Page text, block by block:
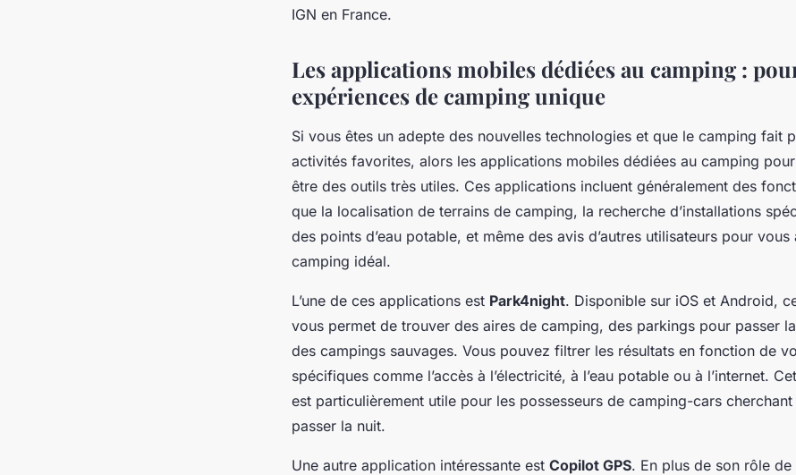
IGN en France.
Les applications mobiles dédiées au camping :
expériences de camping unique
Si vous êtes un adepte des nouvelles technologies et que le camping fait
activités favorites, alors les applications mobiles dédiées au camping
être des outils très utiles. Ces applications incluent généralement des
que la localisation de terrains de camping, la recherche d’installations
des points d’eau potable, et même des avis d’autres utilisateurs pour
camping idéal.
L’une de ces applications est Park4night. Disponible sur iOS et Android,
vous permet de trouver des aires de camping, des parkings pour passer
des campings sauvages. Vous pouvez filtrer les résultats en fonction de
spécifiques comme l’accès à l’électricité, à l’eau potable ou à l’internet.
est particulièrement utile pour les possesseurs de camping-cars
passer la nuit.
Une autre application intéressante est Copilot GPS. En plus de son rôle